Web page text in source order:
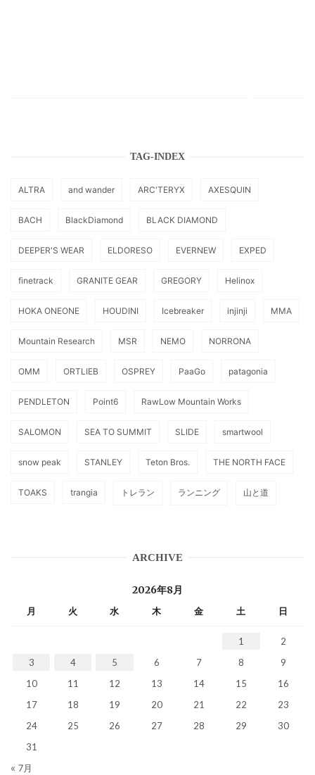
TAG-INDEX
ALTRA and wander ARC'TERYX AXESQUIN
BACH BlackDiamond BLACK DIAMOND
DEEPER'S WEAR ELDORESO EVERNEW EXPED
finetrack GRANITE GEAR GREGORY Helinox
HOKA ONEONE HOUDINI Icebreaker injinji MMA
Mountain Research MSR NEMO NORRONA
OMM ORTLIEB OSPREY PaaGo patagonia
PENDLETON Point6 RawLow Mountain Works
SALOMON SEA TO SUMMIT SLIDE smartwool
snow peak STANLEY Teton Bros. THE NORTH FACE
TOAKS trangia トレラン ランニング 山と道
ARCHIVE
2026年8月
月 火 水 木 金 土 日
1
2
3
4 5 6 7 8
9
10
11 12 13 14 15
16
17
18 19 20 21 22
23
24
25 26 27 28 29
30
31
« 7月